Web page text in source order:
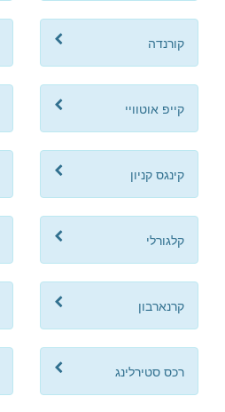
קורנדה
קייפ אוטוויי
קינגס קניון
קלגורלי
קרנארבון
רכס סטירלינג